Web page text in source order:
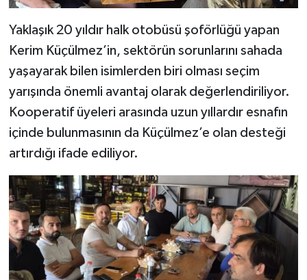
Yaklaşık 20 yıldır halk otobüsü şoförlüğü yapan
Kerim Küçülmez’in, sektörün sorunlarını sahada
yaşayarak bilen isimlerden biri olması seçim
yarışında önemli avantaj olarak değerlendiriliyor.
Kooperatif üyeleri arasında uzun yıllardır esnafın
içinde bulunmasının da Küçülmez’e olan desteği
artırdığı ifade ediliyor.